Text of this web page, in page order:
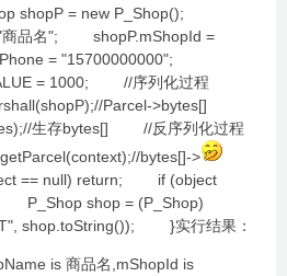
shopP = new P_Shop();
"商品名"; shopP.mShopId =
= "15700000000";
= 1000; //序列化过程
Parcel->bytes[]
生存bytes[] //反序列化过程
bytes[]->
== null) return; if (object
shop = (P_Shop)
}实行结果：
is 商品名,mShopId is